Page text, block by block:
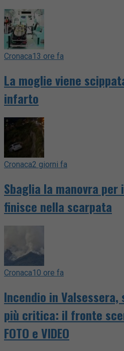
Cronaca13 ore fa
La moglie viene
infarto
Cronaca2 giorni fa
Sbaglia la manovra
finisce nella scarpata
Cronaca10 ore fa
Incendio in
più critica: il fronte
FOTO e VIDEO